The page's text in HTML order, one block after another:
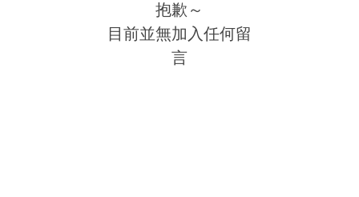
抱歉～
目前並無加入任何留
言